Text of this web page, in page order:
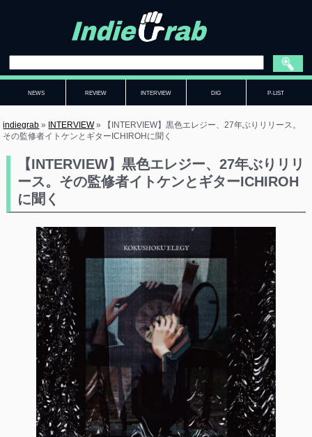
NEWS REVIEW INTERVIEW DIG P-LIST
indiegrab » INTERVIEW»
【INTERVIEW】黒色エレジー、27年ぶりリリース。
その監修者イトケンとギターICHIROHに聞く
【INTERVIEW】黒色エレジー、27年ぶりリリ
ース。その監修者イトケンとギターICHIROH
に聞く